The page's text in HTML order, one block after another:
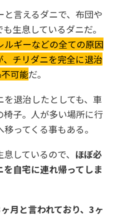
言えるダニで、布団や
生息しているダニだ。
ルギーなどの全ての原因
チリダニを完全に退治
可能だ。
退治したとしても、車
子。人が多い場所に行
ってくる事もある。
しているので、 ほぼ必
自宅に連れ帰ってしま
月と言われており、3ヶ